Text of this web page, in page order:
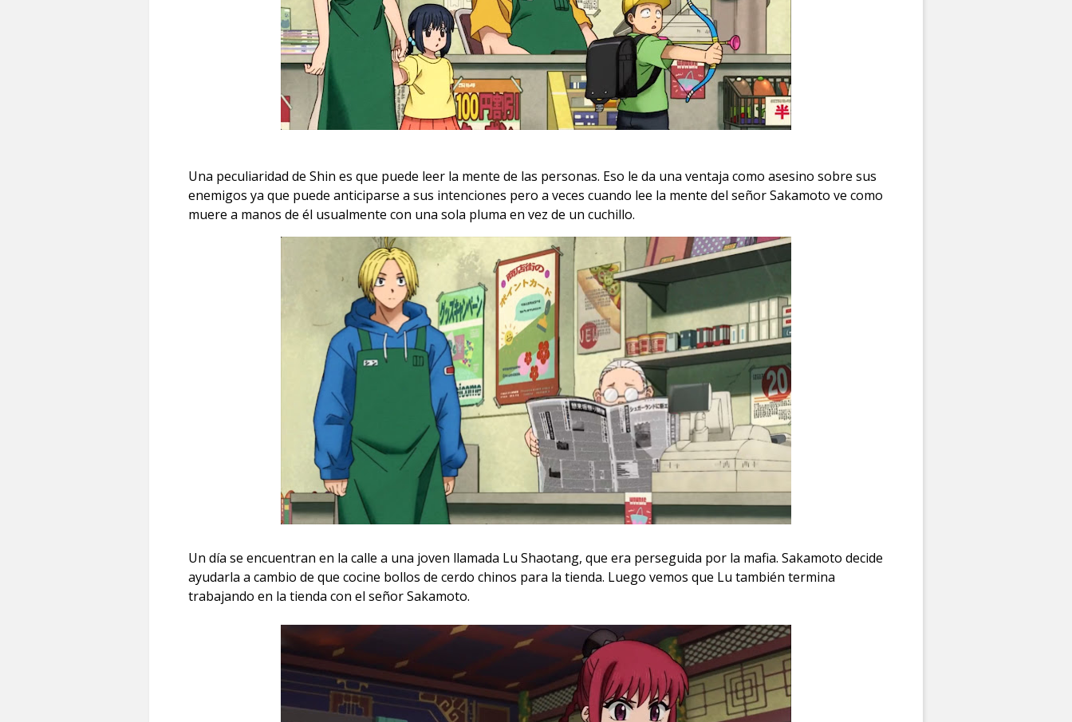
Una peculiaridad de Shin es que puede leer la mente de las personas. Eso le da una ventaja como asesino sobre sus
enemigos ya que puede anticiparse a sus intenciones pero a veces cuando lee la mente del señor Sakamoto ve como
muere a manos de él usualmente con una sola pluma en vez de un cuchillo.
Un día se encuentran en la calle a una joven llamada Lu Shaotang, que era perseguida por la mafia. Sakamoto decide
ayudarla a cambio de que cocine bollos de cerdo chinos para la tienda. Luego vemos que Lu también termina
trabajando en la tienda con el señor Sakamoto.